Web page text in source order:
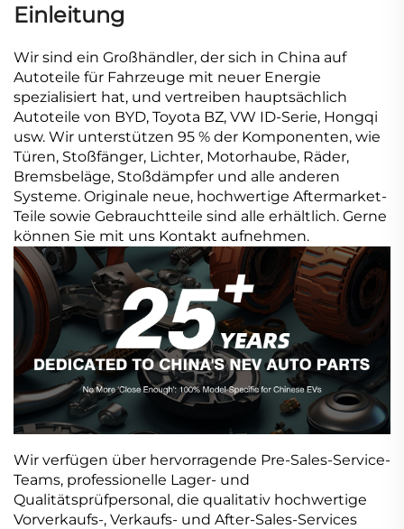
Einleitung
Wir sind ein Großhändler, der sich in China auf
Autoteile für Fahrzeuge mit neuer Energie
spezialisiert hat, und vertreiben hauptsächlich
Autoteile von BYD, Toyota BZ, VW ID-Serie, Hongqi
usw. Wir unterstützen 95 % der Komponenten, wie
Türen, Stoßfänger, Lichter, Motorhaube, Räder,
Bremsbeläge, Stoßdämpfer und alle anderen
Systeme. Originale neue, hochwertige Aftermarket-
Teile sowie Gebrauchtteile sind alle erhältlich. Gerne
können Sie mit uns Kontakt aufnehmen.
Wir verfügen über hervorragende Pre-Sales-Service-
Teams, professionelle Lager- und
Qualitätsprüfpersonal, die qualitativ hochwertige
Vorverkaufs-, Verkaufs- und After-Sales-Services